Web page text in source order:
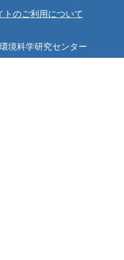
トのご利用について
境科学研究センター